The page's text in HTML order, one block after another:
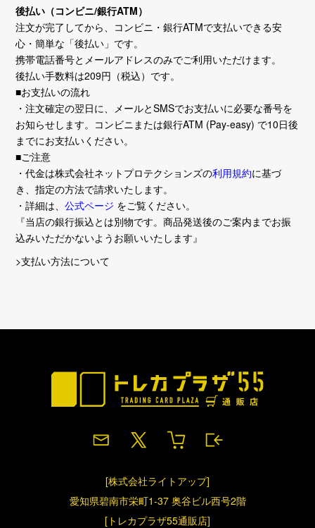
後払い（コンビニ/銀行ATM）
注文が完了してから、コンビニ・銀行ATMで支払いできる安
心・簡単な「後払い」です。
携帯電話番号とメールアドレスのみでご利用いただけます。
後払い手数料は209円（税込）です。
■お支払いの流れ
・注文確定の翌日に、メールとSMSでお支払いに必要な番号を
お知らせします。コンビニまたは銀行ATM (Pay-easy) で10日後
までにお支払いください。
■ご注意
・代金は株式会社ネットプロテクションズの利用規約に基づ
き、指定の方法で請求いたします。
・詳細は、公式ページ をご覧ください。
『当店の銀行振込とは別物です。商品発送後のご案内までお振
込みいただかないようお願いいたします』
>支払い方法について
[株式会社ライトアップ]
愛知県碧南市栄町1-37 奥谷ビル西号2階
[トレカプラザ55通販店]